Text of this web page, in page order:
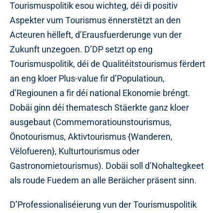
Tourismuspolitik esou wichteg, déi di positiv
Aspekter vum Tourismus ënnerstëtzt an den
Acteuren hëlleft, d’Erausfuerderunge vun der
Zukunft unzegoen. D’DP setzt op eng
Tourismuspolitik, déi de Qualitéitstourismus fërdert
an eng kloer Plus-value fir d’Populatioun,
d’Regiounen a fir déi national Ekonomie bréngt.
Dobäi ginn déi thematesch Stäerkte ganz kloer
ausgebaut (Commemoratiounstourismus,
Önotourismus, Aktivtourismus {Wanderen,
Vëlofueren}, Kulturtourismus oder
Gastronomietourismus). Dobäi soll d’Nohaltegkeet
als roude Fuedem an alle Beräicher präsent sinn.
D’Professionaliséierung vun der Tourismuspolitik